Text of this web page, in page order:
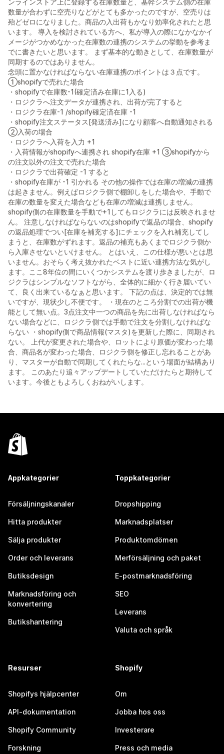
ンラインストア上に登録する在庫数量と、基幹システム側の在庫
数量が合わずに空売りなどがとても多かったのですが、空売りは
殆どゼロになりました。商品の入出荷もかなり効率化されたと思
います。 導入を検討されている方へ、私が導入の際になかなかイ
メージがつかめなかった在庫数の連携のシステムの挙動を参考ま
でに書きたいと思います。 まず基本的な動きとして、在庫数量が
同期するのではありません。
念頭に置かなければならない在庫連携のポイントは３点です。
①shopifyで売れた場合
・shopifyで在庫数-1(確定済み在庫に1入る)
・ロジクラへ注文データが連携され、出荷が完了すると
・ロジクラ在庫-1 /shopify確定済在庫 -1
・shopify注文ステータス[発送済み]になり顧客へ自動通知される
②入荷の場合
・ロジクラへ入荷を入力 +1
・入荷情報がshopifyへ連携され shopify在庫 +1 ③shopifyから
の注文以外の注文で売れた場合
・ロジクラで出荷確定 -1 すると
・shopify在庫が -1 引かれる その他の操作では在庫の増減の連携
は起きません。例えばロジクラ側で棚卸しをした場合や、手動で
在庫の数量を変えた場合なども在庫の増減は連携しません。
shopify側の在庫数量を手動で+1してもロジクラには反映されませ
ん。 注意しなければならないのはshopifyで返品の場合、shopify
の返品処理でつい[在庫を補充する]にチェックを入れ補充してし
まうと、在庫数がずれます。返品の補充もあくまでロジクラ側か
ら入庫させないといけません。 とはいえ、この仕様が悪いとは思
いません。おそらく考え抜かれたベストに近い連携方法な気がし
ます。ここ8年位の間にいくつかシステムを渡り歩きましたが、ロ
ジクラはシンプルなソフトながら、全体的に細かく行き届いてい
て、良く出来ているなぁと思います。 下記の点は、決定的では無
いですが、現状少し不便です。 ・現在のところ分割での出荷が機
能として無い点。3点注文中一つの商品を先に出荷しなければなら
ない場合などに、ロジクラ側では手動で注文を分割しなければな
らない ・shopify側で商品情報(マスタ)を更新した際に、同期され
ない。 上代が変更された場合や、ロットにより原価が変わった場
合、商品名が変わった場合、ロジクラ側を修正し忘れることがあ
り、マスターが自動で同期してくれたらな...という場面が結構あり
ます。 このあたり追々アップデートしていただけたらと期待して
います。今後ともよろしくおねがいします。
Appkategorier
Försäljningskanaler
Hitta produkter
Sälja produkter
Order och leverans
Butiksdesign
Marknadsföring och
konvertering
Butikshantering
Toppkategorier
Dropshipping
Marknadsplatser
Produktomdömen
Merförsäljning och paket
E-postmarknadsföring
SEO
Leverans
Valuta och språk
Resurser
Shopifys hjälpcenter
API-dokumentation
Shopify Community
Forskning
Shopify
Om
Jobba hos oss
Investerare
Press och media